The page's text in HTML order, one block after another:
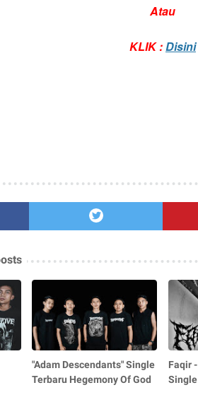
Atau
KLIK :Disini
"Adam Descendants" Single
Terbaru Hegemony Of God
Faqir